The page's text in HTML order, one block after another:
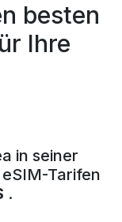
besten
Ihre
in seiner
Tarifen
.